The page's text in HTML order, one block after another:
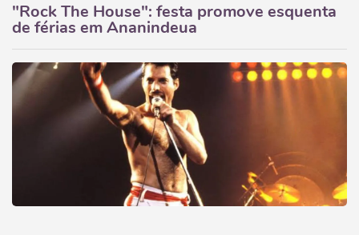
"Rock The House": festa promove esquenta
de férias em Ananindeua